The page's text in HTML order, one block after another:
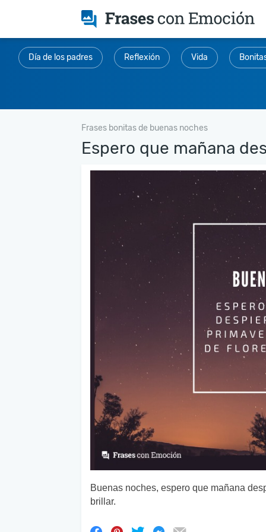
Día de los padres Reflexión Vida
Frases bonitas de buenas noches
Espero que mañana
Buenas noches, espero que mañana
brillar.